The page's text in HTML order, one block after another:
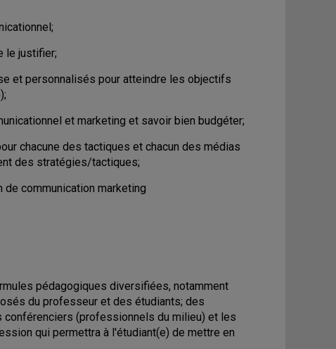
le justifier;
et personnalisés pour atteindre les objectifs
et marketing et savoir bien budgéter;
chacune des tactiques et chacun des médias
des stratégies/tactiques;
de communication marketing
pédagogiques diversifiées, notamment
du professeur et des étudiants; des
(professionnels du milieu) et les
qui permettra à l'étudiant(e) de mettre en